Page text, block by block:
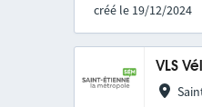
créé le 19/12/2024
VLS